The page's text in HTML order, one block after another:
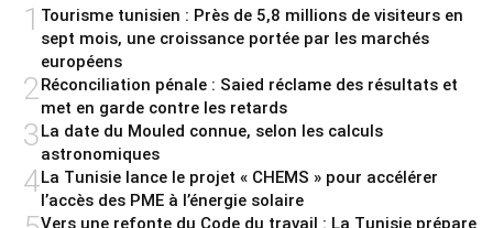
1 Tourisme tunisien : Près de 5,8 millions de visiteurs en
sept mois, une croissance portée par les marchés
européens
2 Réconciliation pénale : Saied réclame des résultats et
met en garde contre les retards
3 La date du Mouled connue, selon les calculs
astronomiques
4La Tunisie lance le projet « CHEMS » pour accélérer
l’accès des PME à l’énergie solaire
Vers une refonte du Code du travail : La Tunisie prépare